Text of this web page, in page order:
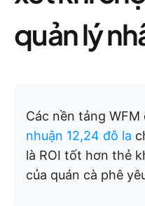
quản lý
Các nền tảng
nhuận 12,24 đô la
là ROI tốt hơn thẻ
của quán cà phê